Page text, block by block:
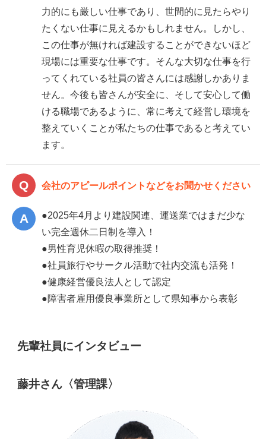
力的にも厳しい仕事であり、世間的に見たらやり
たくない仕事に見えるかもしれません。しかし、
この仕事が無ければ建設することができないほど
現場には重要な仕事です。そんな大切な仕事を行
ってくれている社員の皆さんには感謝しかありま
せん。今後も皆さんが安全に、そして安心して働
ける職場であるように、常に考えて経営し環境を
整えていくことが私たちの仕事であると考えてい
ます。
会社のアピールポイントなどをお聞かせください
●2025年4月より建設関連、運送業ではまだ少な
い完全週休二日制を導入！
●男性育児休暇の取得推奨！
●社員旅行やサークル活動で社内交流も活発！
●健康経営優良法人として認定
●障害者雇用優良事業所として県知事から表彰
先輩社員にインタビュー
藤井さん〈管理課〉